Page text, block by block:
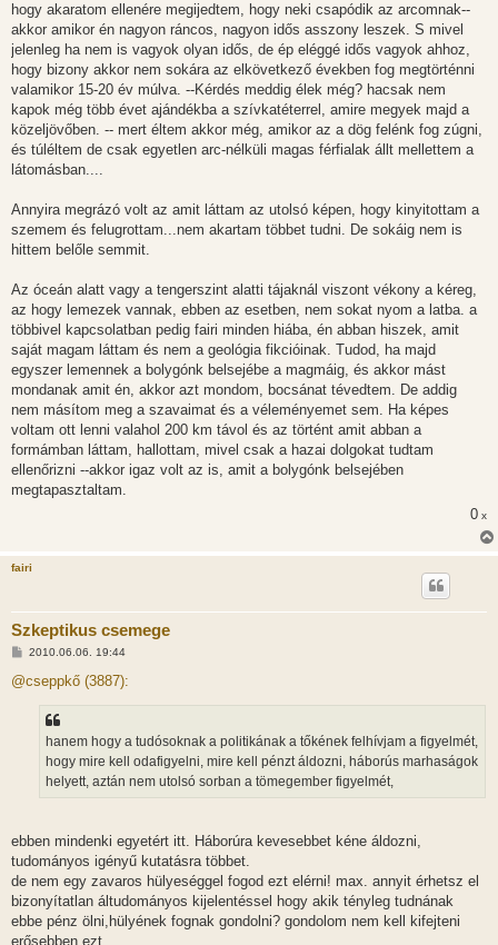
hogy akaratom ellenére megijedtem, hogy neki csapódik az arcomnak--
akkor amikor én nagyon ráncos, nagyon idős asszony leszek. S mivel
jelenleg ha nem is vagyok olyan idős, de ép eléggé idős vagyok ahhoz,
hogy bizony akkor nem sokára az elkövetkező években fog megtörténni
valamikor 15-20 év múlva. --Kérdés meddig élek még? hacsak nem
kapok még több évet ajándékba a szívkatéterrel, amire megyek majd a
közeljövőben. -- mert éltem akkor még, amikor az a dög felénk fog zúgni,
és túléltem de csak egyetlen arc-nélküli magas férfialak állt mellettem a
látomásban....
Annyira megrázó volt az amit láttam az utolsó képen, hogy kinyitottam a
szemem és felugrottam...nem akartam többet tudni. De sokáig nem is
hittem belőle semmit.
Az óceán alatt vagy a tengerszint alatti tájaknál viszont vékony a kéreg,
az hogy lemezek vannak, ebben az esetben, nem sokat nyom a latba. a
többivel kapcsolatban pedig fairi minden hiába, én abban hiszek, amit
saját magam láttam és nem a geológia fikcióinak. Tudod, ha majd
egyszer lemennek a bolygónk belsejébe a magmáig, és akkor mást
mondanak amit én, akkor azt mondom, bocsánat tévedtem. De addig
nem másítom meg a szavaimat és a véleményemet sem. Ha képes
voltam ott lenni valahol 200 km távol és az történt amit abban a
formámban láttam, hallottam, mivel csak a hazai dolgokat tudtam
ellenőrizni --akkor igaz volt az is, amit a bolygónk belsejében
megtapasztaltam.
0 x
fairi
Szkeptikus csemege
H
z
2010.06.06. 19:44
@cseppkő (3887):
hanem hogy a tudósoknak a politikának a tőkének felhívjam a figyelmét,
hogy mire kell odafigyelni, mire kell pénzt áldozni, háborús marhaságok
helyett, aztán nem utolsó sorban a tömegember figyelmét,
ebben mindenki egyetért itt. Háborúra kevesebbet kéne áldozni,
tudományos igényű kutatásra többet.
de nem egy zavaros hülyeséggel fogod ezt elérni! max. annyit érhetsz el
bizonyítatlan áltudományos kijelentéssel hogy akik tényleg tudnának
ebbe pénz ölni,hülyének fognak gondolni? gondolom nem kell kifejteni
erősebben ezt.